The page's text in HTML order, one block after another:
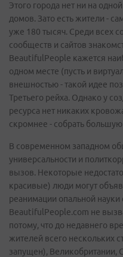
Этого города нет ни на
домов. Зато есть жители -
уже 180 тысяч. Среди всех
сообществ и сайтов
BeautifulPeople кажется
одном месте (пусть и
внешностью - такой идее
Третьего рейха. Однако у
ресурса нет никаких
скромнее - собрать
В современном западном
универсальности и
вызов. Некоторые
красивые) люди могут
реанимации опальной науки
BeautifulPeople.com не
потому, что до недавнего
жителей всего нескольких
запущен), Великобритании,